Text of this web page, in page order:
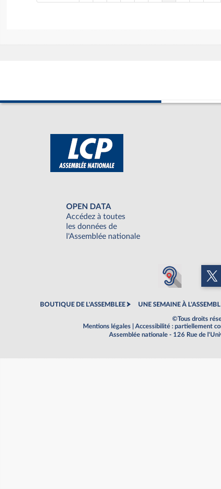
OPEN DATA
Accédez à toutes
les données de
l'Assemblée nationale
BOUTIQUE DE L'ASSEMBLEE UNE SEMAINE À
©Tous droits
Mentions légales
Accessibilité : partiellement
Assemblée nationale - 126 Rue de